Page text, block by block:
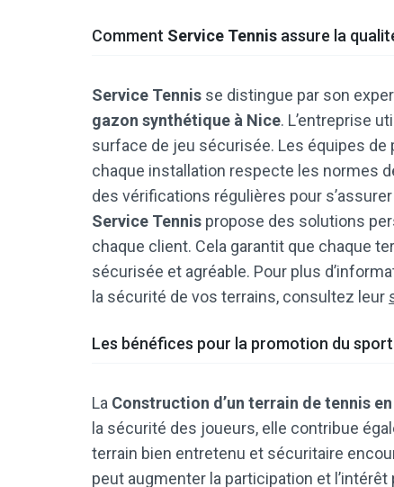
Comment Service Tennis assure la
Service Tennis se distingue par son
gazon synthétique à Nice. L’entreprise
surface de jeu sécurisée. Les équipes
chaque installation respecte les normes
des vérifications régulières pour
Service Tennis propose des solutions
chaque client. Cela garantit que chaque
sécurisée et agréable. Pour plus
la sécurité de vos terrains, consultez leur
Les bénéfices pour la promotion du sport
La Construction d’un terrain de tennis
la sécurité des joueurs, elle contribue
terrain bien entretenu et sécuritaire
peut augmenter la participation et